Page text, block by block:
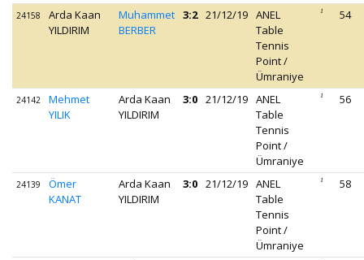
24158
Arda Kaan
YILDIRIM
Muhammet
BERBER
3:2 21/12/19 ANEL
Table
Tennis
Point /
Ümraniye
1 54
24142
Mehmet
YILIK
Arda Kaan
YILDIRIM
3:0 21/12/19 ANEL
Table
Tennis
Point /
Ümraniye
1 56
24139
Ömer
KANAT
Arda Kaan
YILDIRIM
3:0 21/12/19 ANEL
Table
Tennis
Point /
Ümraniye
1 58